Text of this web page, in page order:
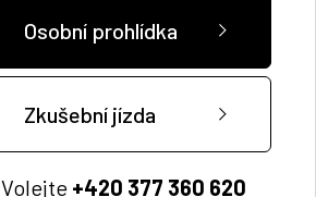
Osobní prohlídka
Zkušební jízda
Volejte +420 377 360 620